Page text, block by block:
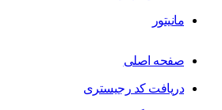
مانیتور
صفحه اصلی
دریافت کد رجیستری